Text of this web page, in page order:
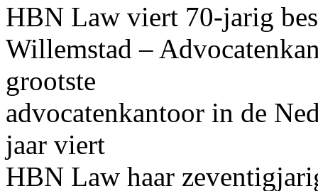
HBN Law viert 70-jarig
Willemstad –
grootste
advocatenkantoor in de
jaar viert
HBN Law haar